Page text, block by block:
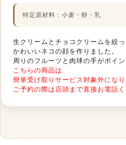
特定原材料：小麦・卵・乳
生クリームとチョコクリームを絞っ
かわいいネコの顔を作りました。
周りのフルーツと肉球の手がポイン
こちらの商品は
簡単受け取りサービス対象外にな
ご予約の際は店頭まで直接お電話く